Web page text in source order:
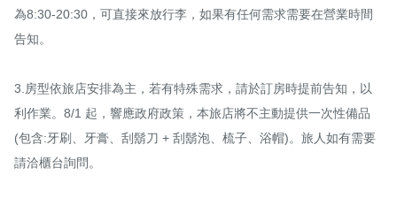
為8:30-20:30，可直接來放行李，如果有任何需求需要在營業時間
告知。
3.房型依旅店安排為主，若有特殊需求，請於訂房時提前告知，以
利作業。8/1 起，響應政府政策，本旅店將不主動提供一次性備品
(包含:牙刷、牙膏、刮鬍刀 + 刮鬍泡、梳子、浴帽)。旅人如有需要
請洽櫃台詢問。